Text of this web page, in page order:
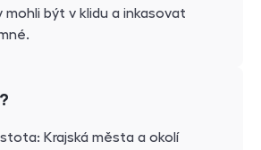
mohli být v klidu a inkasovat
Krajská města a okolí